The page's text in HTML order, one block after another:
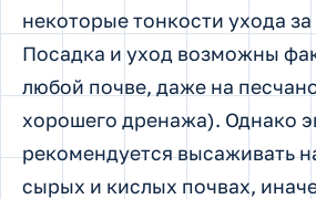
некоторые тонкости ухода
Посадка и уход возможны
любой почве, даже на
хорошего дренажа). Однако
рекомендуется высаживать
сырых и кислых почвах,